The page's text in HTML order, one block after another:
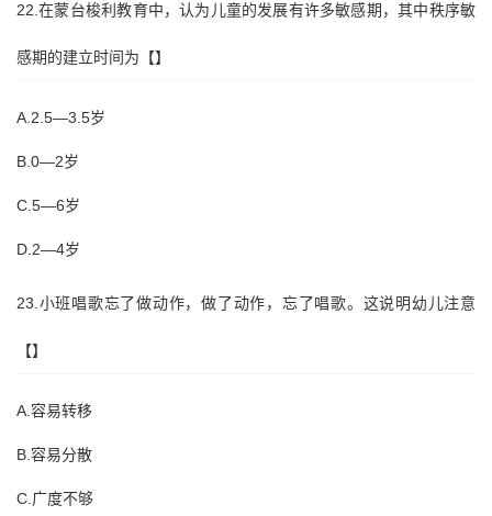
22.在蒙台梭利教育中，认为儿童的发展有许多敏感期，其中秩序敏
感期的建立时间为【】
A.2.5—3.5岁
B.0—2岁
C.5—6岁
D.2—4岁
23.小班唱歌忘了做动作，做了动作，忘了唱歌。这说明幼儿注意
【】
A.容易转移
B.容易分散
C.广度不够